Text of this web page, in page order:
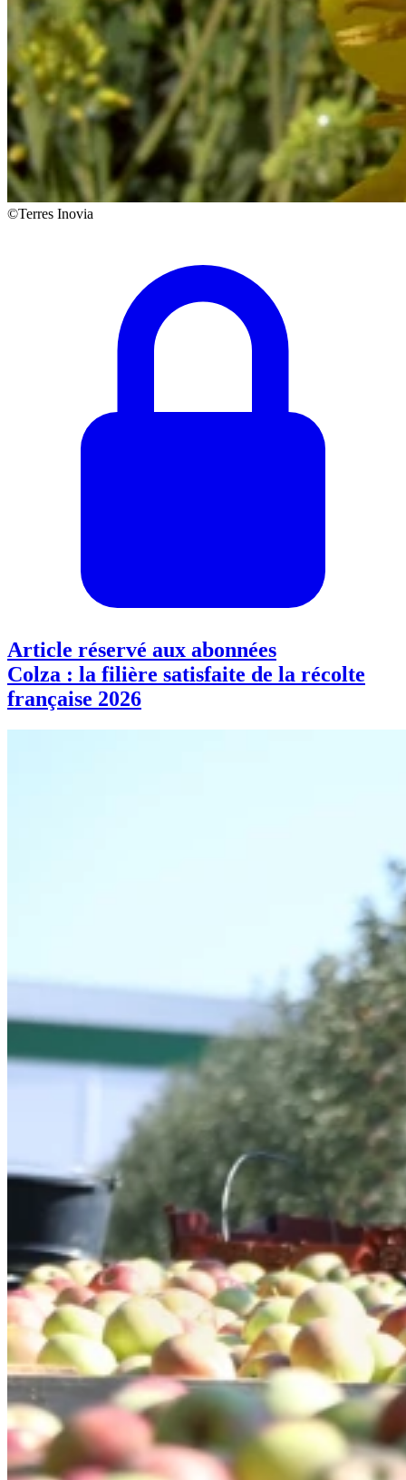
©Terres Inovia
Article réservé aux abonnées
Colza : la filière satisfaite de la récolte
française 2026